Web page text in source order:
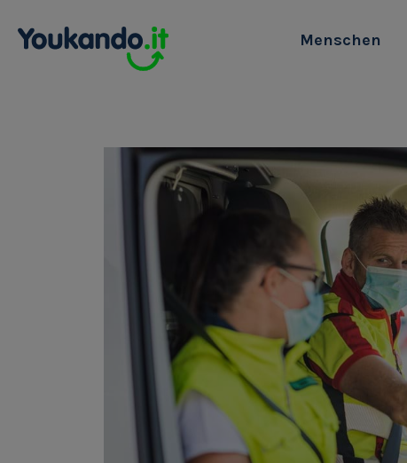
Menschen